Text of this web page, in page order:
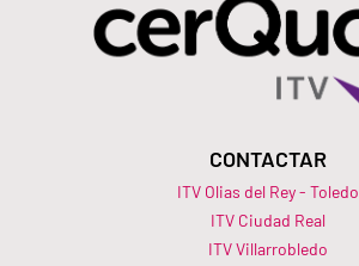
CONTACTAR
ITV Olias del Rey - Toledo
ITV Ciudad Real
ITV Villarrobledo